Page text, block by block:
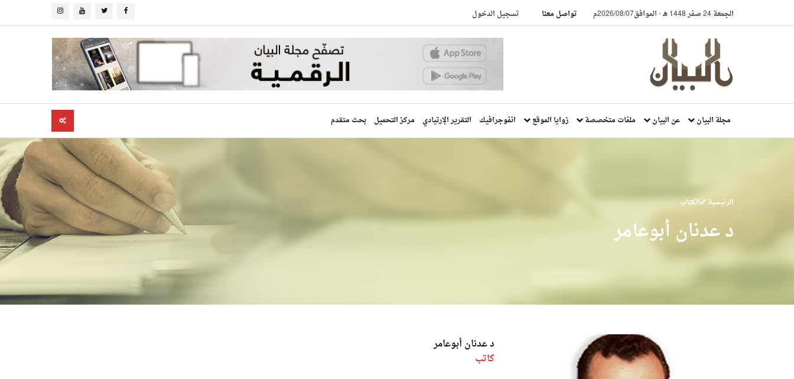
الجمعة 24 صفر 1448 هـ -الموافق2026/08/07م تواصل معنا تسجيل الدخول
مجلة البيان عن البيان ملفات متخصصة زوايا الموقع انفوجرافيك التقرير الإرتيادي مركز التحميل بحث متقدم
الرئيسية الكتاب
د عدنان أبوعامر
د عدنان أبوعامر
كاتب